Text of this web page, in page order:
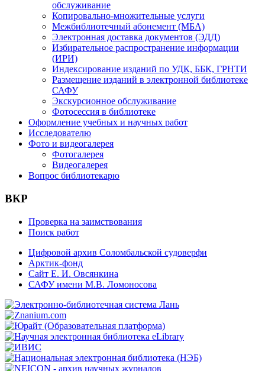
обслуживание
Копировально-множительные услуги
Межбиблиотечный абонемент (МБА)
Электронная доставка документов (ЭДД)
Избирательное распространение информации
(ИРИ)
Индексирование изданий по УДК, ББК, ГРНТИ
Размещение изданий в электронной библиотеке
САФУ
Экскурсионное обслуживание
Фотосессия в библиотеке
Оформление учебных и научных работ
Исследователю
Фото и видеогалерея
Фотогалерея
Видеогалерея
Вопрос библиотекарю
ВКР
Проверка на заимствования
Поиск работ
Цифровой архив Соломбальской судоверфи
Арктик-фонд
Сайт Е. И. Овсянкина
САФУ имени М.В. Ломоносова